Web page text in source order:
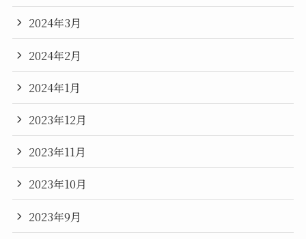
2024年3月
2024年2月
2024年1月
2023年12月
2023年11月
2023年10月
2023年9月